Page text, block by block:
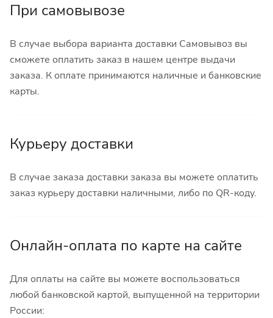
При самовывозе
В случае выбора варианта доставки Самовывоз вы
сможете оплатить заказ в нашем центре выдачи
заказа. К оплате принимаются наличные и банковские
карты.
Курьеру доставки
В случае заказа доставки заказа вы можете оплатить
заказ курьеру доставки наличными, либо по QR-коду.
Онлайн-оплата по карте на сайте
Для оплаты на сайте вы можете воспользоваться
любой банковской картой, выпущенной на территории
России: